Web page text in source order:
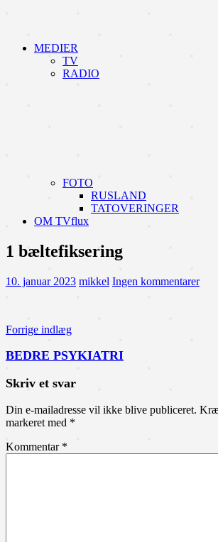
MEDIER
TV
RADIO
FOTO
RUSLAND
TATOVERINGER
OM TVflux
1 bæltefiksering
10. januar 2023 mikkel Ingen kommentarer
Indlægsnavigation
Forrige indlæg
BEDRE PSYKIATRI
Skriv et svar
Din e-mailadresse vil ikke blive publiceret.
markeret med *
Kommentar *